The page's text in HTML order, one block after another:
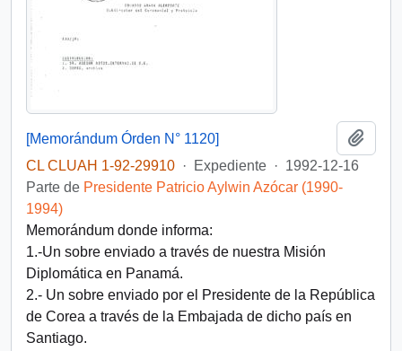
[Memorándum Órden N° 1120]
CL CLUAH 1-92-29910 · Expediente · 1992-12-16
Parte de Presidente Patricio Aylwin Azócar (1990-
1994)
Memorándum donde informa:
1.-Un sobre enviado a través de nuestra Misión
Diplomática en Panamá.
2.- Un sobre enviado por el Presidente de la República
de Corea a través de la Embajada de dicho país en
Santiago.